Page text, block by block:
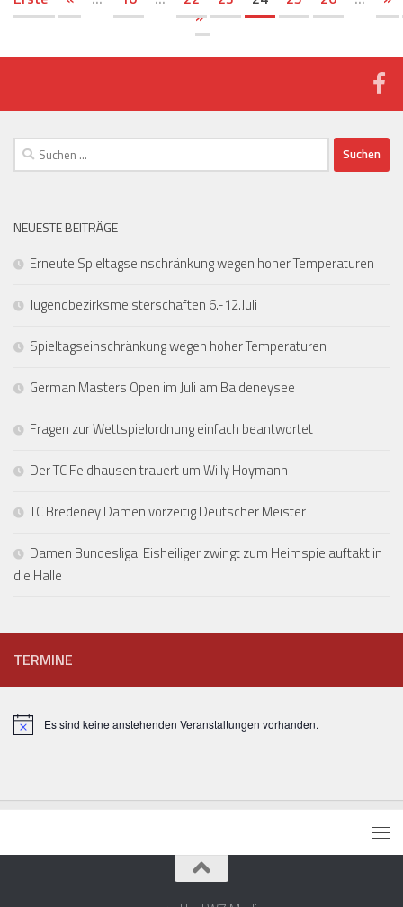
»
Suchen
nach:
NEUESTE BEITRÄGE
Erneute Spieltagseinschränkung wegen hoher Temperaturen
Jugendbezirksmeisterschaften 6.-12.Juli
Spieltagseinschränkung wegen hoher Temperaturen
German Masters Open im Juli am Baldeneysee
Fragen zur Wettspielordnung einfach beantwortet
Der TC Feldhausen trauert um Willy Hoymann
TC Bredeney Damen vorzeitig Deutscher Meister
Damen Bundesliga: Eisheiliger zwingt zum Heimspielauftakt in
die Halle
TERMINE
Es sind keine anstehenden Veranstaltungen vorhanden.